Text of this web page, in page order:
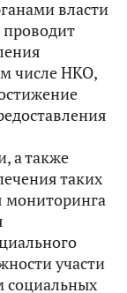
власти
проводит
числе НКО,
а также
таких
мониторинга
участи
социальных